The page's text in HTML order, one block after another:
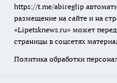
https://t.me/abireglip
размещение на сайте и на
«Lipetsknews.ru» может
страницы в соцсетях
Политика обработки